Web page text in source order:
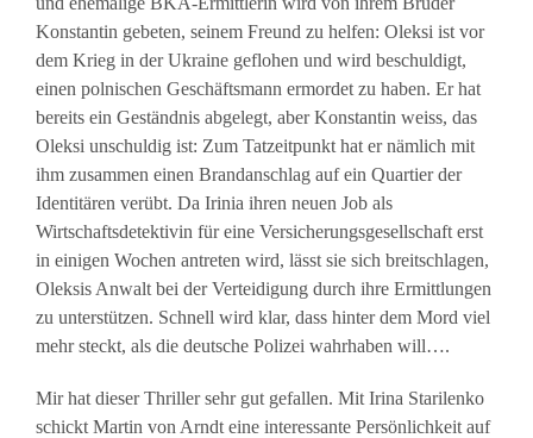
Konstantin gebeten, seinem Freund zu helfen: Oleksi ist vor
dem Krieg in der Ukraine geflohen und wird beschuldigt,
einen polnischen Geschäftsmann ermordet zu haben. Er hat
bereits ein Geständnis abgelegt, aber Konstantin weiss, das
Oleksi unschuldig ist: Zum Tatzeitpunkt hat er nämlich mit
ihm zusammen einen Brandanschlag auf ein Quartier der
Identitären verübt. Da Irinia ihren neuen Job als
Wirtschaftsdetektivin für eine Versicherungsgesellschaft erst
in einigen Wochen antreten wird, lässt sie sich breitschlagen,
Oleksis Anwalt bei der Verteidigung durch ihre Ermittlungen
zu unterstützen. Schnell wird klar, dass hinter dem Mord viel
mehr steckt, als die deutsche Polizei wahrhaben will….
Mir hat dieser Thriller sehr gut gefallen. Mit Irina Starilenko
schickt Martin von Arndt eine interessante Persönlichkeit auf